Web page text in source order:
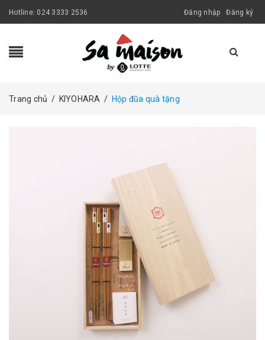
Hotline: 024 3333 2536 Đăng nhập Đăng ký
Trang chủ / KIYOHARA / Hộp đũa quà tặng